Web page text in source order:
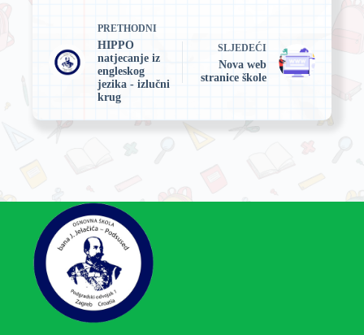
PRETHODNI
HIPPO
natjecanje iz
engleskog
jezika - izlučni
krug
SLJEDEĆI
Nova web
stranice škole